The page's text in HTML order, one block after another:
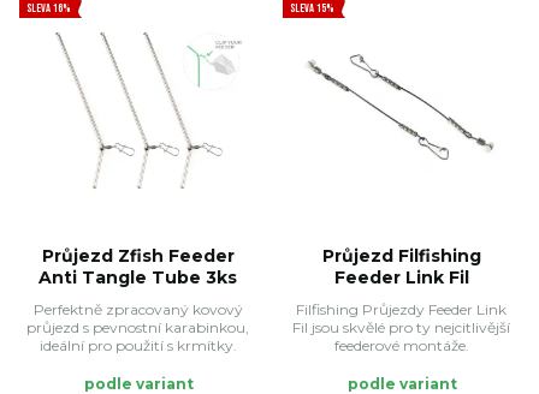
SLEVA 16%
Průjezd Zfish Feeder
Anti Tangle Tube 3ks
Perfektně zpracovaný kovový
průjezd s pevnostní karabinkou,
ideální pro použití s krmítky.
podle variant
SLEVA 15%
Průjezd Filfishing
Feeder Link Fil
Filfishing Průjezdy Feeder Link
Fil jsou skvělé pro ty nejcitlivější
feederové montáže.
podle variant